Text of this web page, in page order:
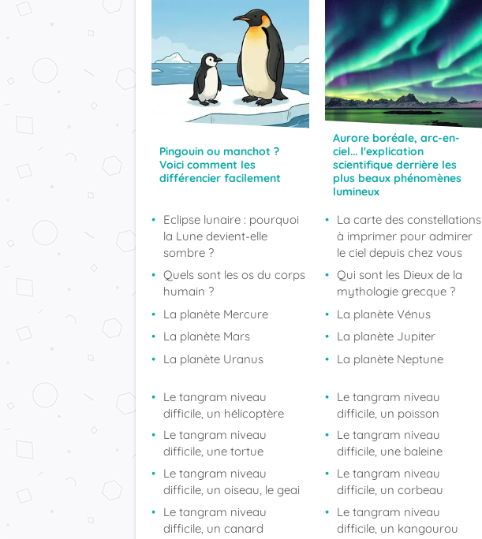
Pingouin ou manchot ?
Voici comment les
différencier facilement
Aurore boréale, arc-en-
ciel... l'explication
scientifique derrière les
plus beaux phénomènes
lumineux
Eclipse lunaire : pourquoi
la Lune devient-elle
sombre ?
La carte des constellations
à imprimer pour admirer
le ciel depuis chez vous
Quels sont les os du corps
humain ?
Qui sont les Dieux de la
mythologie grecque ?
La planète Mercure La planète Vénus
La planète Mars
La planète Jupiter
La planète Uranus
La planète Neptune
Le tangram niveau
difficile, un hélicoptère
Le tangram niveau
difficile, un poisson
Le tangram niveau
difficile, une tortue
Le tangram niveau
difficile, une baleine
Le tangram niveau
difficile, un oiseau, le geai
Le tangram niveau
difficile, un corbeau
Le tangram niveau
difficile, un canard
Le tangram niveau
difficile, un kangourou